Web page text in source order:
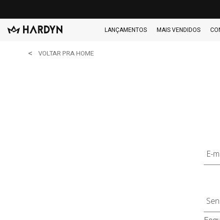
LANÇAMENTOS MAIS VENDIDOS
VOLTAR PRA HOME